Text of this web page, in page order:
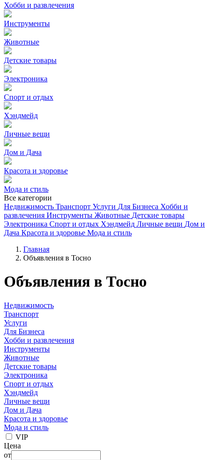
Хобби и развлечения
Инструменты
Животные
Детские товары
Электроника
Спорт и отдых
Хэндмейд
Личные вещи
Дом и Дача
Красота и здоровье
Мода и стиль
Все категории
Недвижимость Транспорт Услуги Для Бизнеса Хобби и
развлечения Инструменты Животные Детские товары
Электроника Спорт и отдых Хэндмейд Личные вещи Дом и
Дача Красота и здоровье Мода и стиль
Главная
Объявления в Тосно
Объявления в Тосно
Недвижимость
Транспорт
Услуги
Для Бизнеса
Хобби и развлечения
Инструменты
Животные
Детские товары
Электроника
Спорт и отдых
Хэндмейд
Личные вещи
Дом и Дача
Красота и здоровье
Мода и стиль
VIP
Цена
от